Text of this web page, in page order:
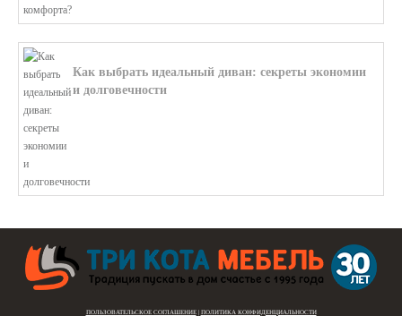
Как выбрать идеальный диван: секреты экономии
и долговечности
ПОЛЬЗОВАТЕЛЬСКОЕ СОГЛАШЕНИЕ| ПОЛИТИКА КОНФИДЕНЦИАЛЬНОСТИ